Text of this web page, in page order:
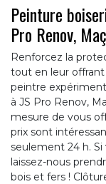
Peinture
Pro Renov,
Renforcez la
tout en leur
peintre
à JS Pro Renov,
mesure de vous
prix sont
seulement 24 h.
laissez-nous
bois et fers !